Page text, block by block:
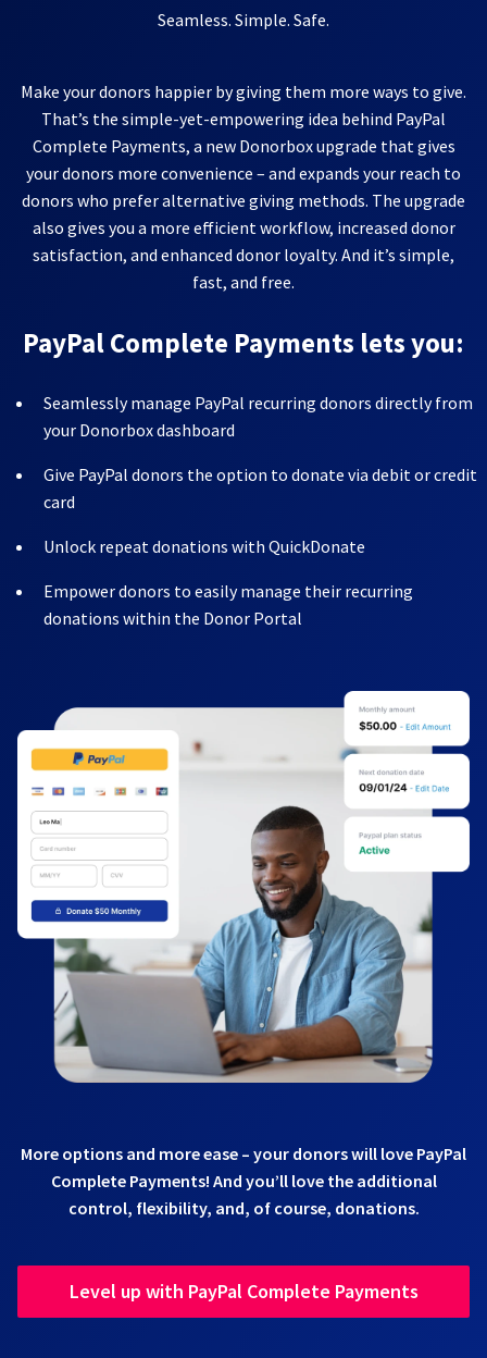
Seamless. Simple. Safe.
Make your donors happier by giving them more ways to give.
That’s the simple-yet-empowering idea behind PayPal
Complete Payments, a new Donorbox upgrade that gives
your donors more convenience – and expands your reach to
donors who prefer alternative giving methods. The upgrade
also gives you a more efficient workflow, increased donor
satisfaction, and enhanced donor loyalty. And it’s simple,
fast, and free.
PayPal Complete Payments lets you:
Seamlessly manage PayPal recurring donors directly from
your Donorbox dashboard
Give PayPal donors the option to donate via debit or credit
card
Unlock repeat donations with QuickDonate
Empower donors to easily manage their recurring
donations within the Donor Portal
More options and more ease – your donors will love PayPal
Complete Payments! And you’ll love the additional
control, flexibility, and, of course, donations.
Level up with PayPal Complete Payments